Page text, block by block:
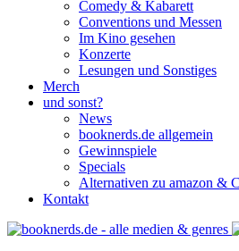
Comedy & Kabarett
Conventions und Messen
Im Kino gesehen
Konzerte
Lesungen und Sonstiges
Merch
und sonst?
News
booknerds.de allgemein
Gewinnspiele
Specials
Alternativen zu amazon &
Kontakt